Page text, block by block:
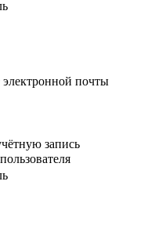
почты
запись